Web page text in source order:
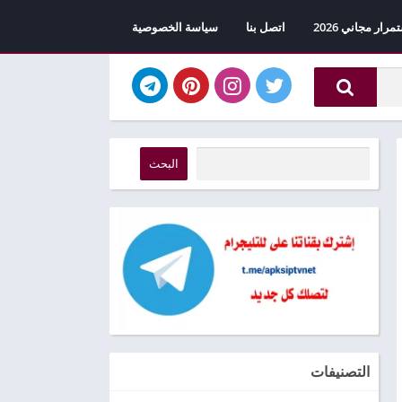
اتصل بنا سياسة الخصوصية
البحث
التصنيفات